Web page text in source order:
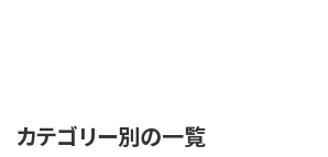
カテゴリー別の一覧